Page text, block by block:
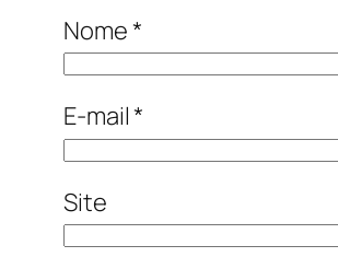
Nome*
E-mail*
Site